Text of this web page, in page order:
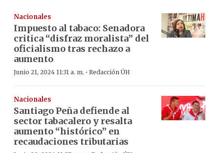
Nacionales
Impuesto al tabaco: Senadora
critica “disfraz moralista” del
oficialismo tras rechazo a
aumento
Junio 21, 2024 11:31 a. m. · Redacción ÚH
Nacionales
Santiago Peña defiende al
sector tabacalero y resalta
aumento “histórico” en
recaudaciones tributarias